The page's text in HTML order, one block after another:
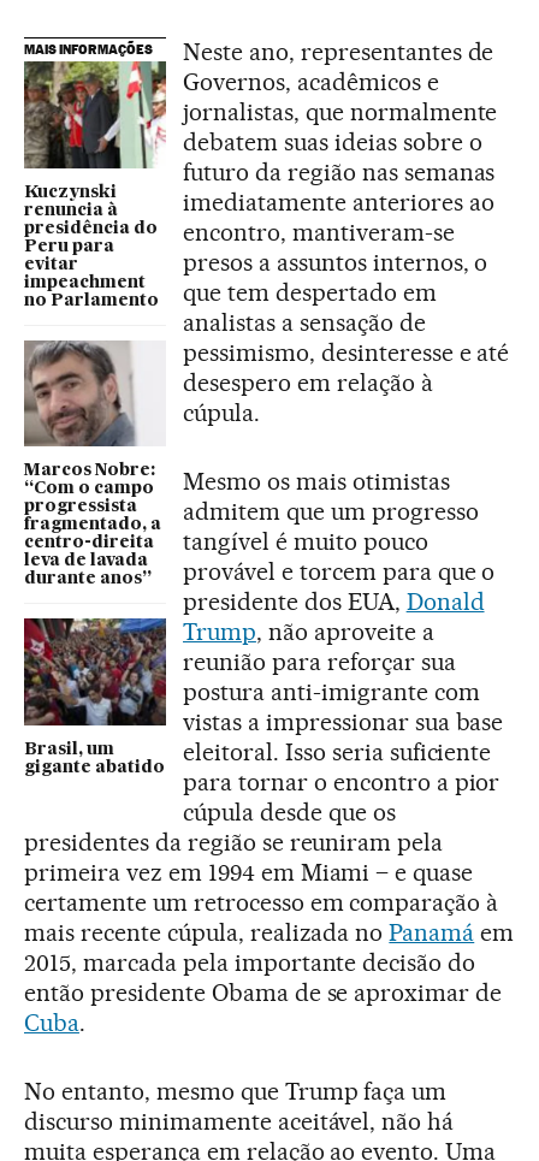
MAIS INFORMAÇÕES
Kuczynski
renuncia à
presidência do
Peru para
evitar
impeachment
no Parlamento
Marcos Nobre:
“Com o campo
progressista
fragmentado, a
centro-direita
leva de lavada
durante anos”
Brasil, um
gigante abatido
Neste ano, representantes de
Governos, acadêmicos e
jornalistas, que normalmente
debatem suas ideias sobre o
futuro da região nas semanas
imediatamente anteriores ao
encontro, mantiveram-se
presos a assuntos internos, o
que tem despertado em
analistas a sensação de
pessimismo, desinteresse e até
desespero em relação à
cúpula.
Mesmo os mais otimistas
admitem que um progresso
tangível é muito pouco
provável e torcem para que o
presidente dos EUA, Donald
Trump, não aproveite a
reunião para reforçar sua
postura anti-imigrante com
vistas a impressionar sua base
eleitoral. Isso seria suficiente
para tornar o encontro a pior
cúpula desde que os
presidentes da região se reuniram pela
primeira vez em 1994 em Miami – e quase
certamente um retrocesso em comparação à
mais recente cúpula, realizada noPanamá em
2015, marcada pela importante decisão do
então presidente Obama de se aproximar de
Cuba.
No entanto, mesmo que Trump faça um
discurso minimamente aceitável, não há
muita esperança em relação ao evento. Uma